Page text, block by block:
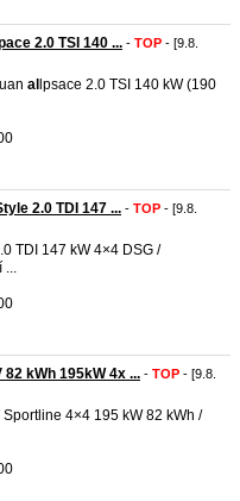
2.0 TSI 140 ... - TOP - [9.8.
al lpsace 2.0 TSI 140 kW (190
2.0 TDI 147 ... - TOP - [9.8.
TDI 147 kW 4×4 DSG /
...
82 kWh 195kW 4x ... - TOP - [9.8.
4×4 195 kW 82 kWh /